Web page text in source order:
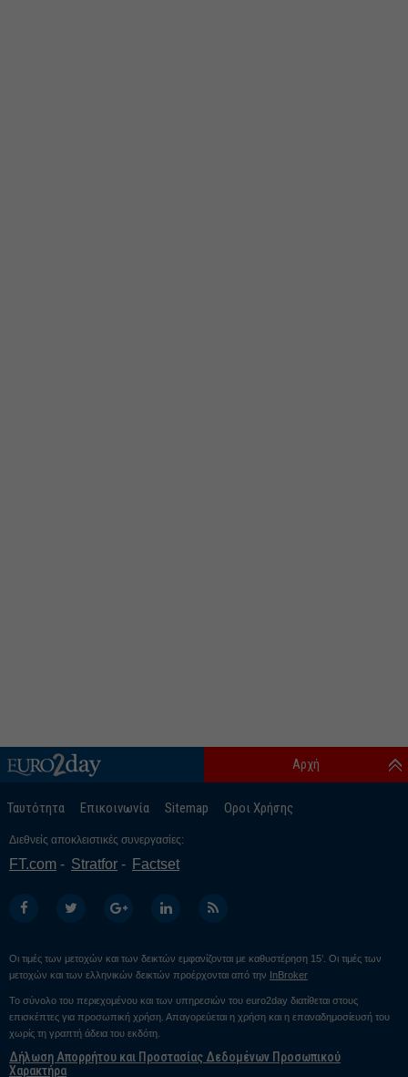
Ταυτότητα Επικοινωνία Sitemap Οροι Χρήσης
Αρχή
Διεθνείς αποκλειστικές συνεργασίες:
FT.com Stratfor Factset
Οι τιμές των μετοχών και των δεικτών εμφανίζονται με καθυστέρηση 15’. Οι τιμές των
μετοχών και των ελληνικών δεικτών προέρχονται από την InBroker
Το σύνολο του περιεχομένου και των υπηρεσιών του euro2day διατίθεται στους
επισκέπτες για προσωπική χρήση. Απαγορεύεται η χρήση και η επαναδημοσίευσή του
χωρίς τη γραπτή άδεια του εκδότη.
Δήλωση Απορρήτου και Προστασίας Δεδομένων Προσωπικού
Χαρακτήρα